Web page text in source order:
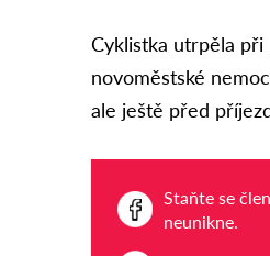
Cyklistka utrpěla
novoměstské
ale ještě před
Staňte se
neunikne.